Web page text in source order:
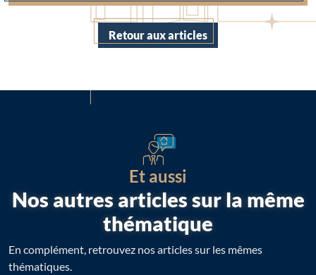
Retour aux articles
Et aussi
Nos autres articles sur la même
thématique
En complément, retrouvez nos articles sur les mêmes
thématiques.